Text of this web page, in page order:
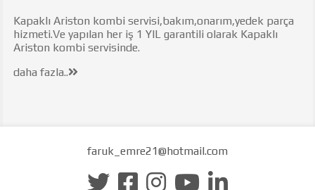
Kapaklı Ariston kombi servisi,bakım,onarım,yedek parça
hizmeti.Ve yapılan her iş 1 YIL garantili olarak Kapaklı
Ariston kombi servisinde.
daha fazla..
faruk_emre21@hotmail.com